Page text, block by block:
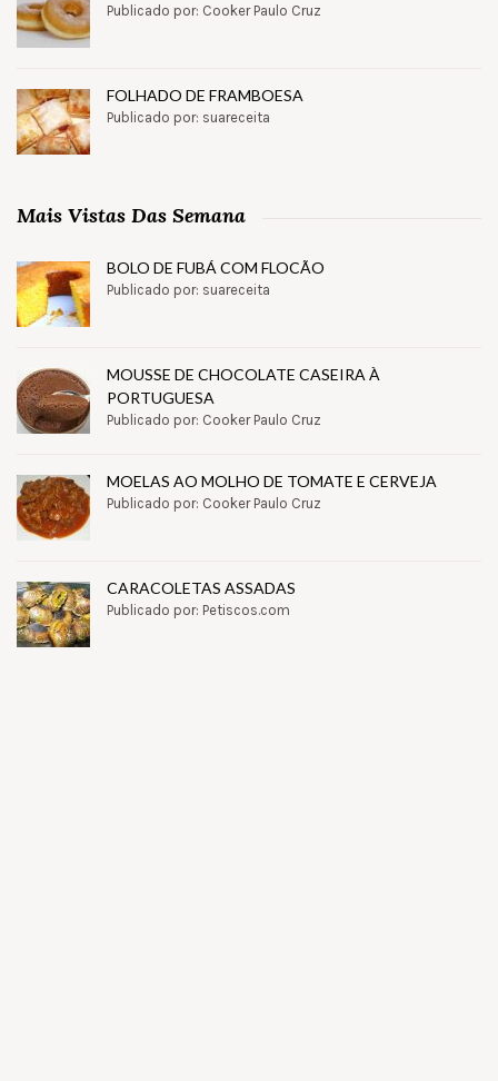
Publicado por: Cooker Paulo Cruz
FOLHADO DE FRAMBOESA
Publicado por: suareceita
Mais Vistas Das Semana
BOLO DE FUBÁ COM FLOCÃO
Publicado por: suareceita
MOUSSE DE CHOCOLATE CASEIRA À
PORTUGUESA
Publicado por: Cooker Paulo Cruz
MOELAS AO MOLHO DE TOMATE E CERVEJA
Publicado por: Cooker Paulo Cruz
CARACOLETAS ASSADAS
Publicado por: Petiscos.com